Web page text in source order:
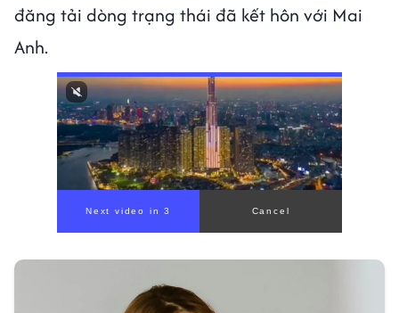
đăng tải dòng trạng thái đã kết hôn với Mai
Anh.
00:00/ 00:56